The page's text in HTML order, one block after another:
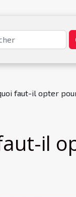
faut-il opter
il